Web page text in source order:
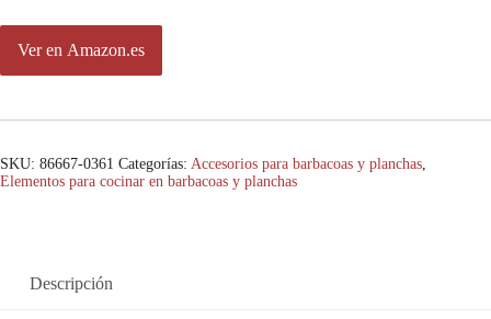
g
i
n
a
l
r
u
a
l
e
Ver en Amazon.es
SKU: 86667-0361 Categorías: Accesorios para barbacoas y planchas,
Elementos para cocinar en barbacoas y planchas
Descripción